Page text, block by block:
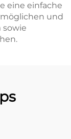
eine einfache
und
sowie